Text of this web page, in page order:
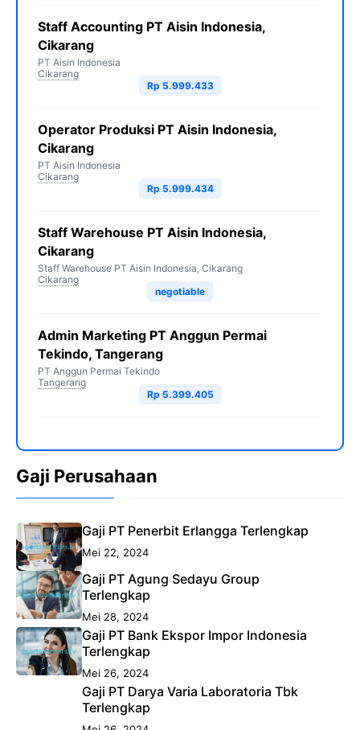
Staff Accounting PT Aisin Indonesia,
Cikarang
PT Aisin Indonesia
Cikarang
Rp 5.999.433
Operator Produksi PT Aisin Indonesia,
Cikarang
PT Aisin Indonesia
Cikarang
Rp 5.999.434
Staff Warehouse PT Aisin Indonesia,
Cikarang
Staff Warehouse PT Aisin Indonesia, Cikarang
Cikarang
negotiable
Admin Marketing PT Anggun Permai
Tekindo, Tangerang
PT Anggun Permai Tekindo
Tangerang
Rp 5.399.405
Gaji Perusahaan
Gaji PT Penerbit Erlangga Terlengkap
Mei 22, 2024
Gaji PT Agung Sedayu Group
Terlengkap
Mei 28, 2024
Gaji PT Bank Ekspor Impor Indonesia
Terlengkap
Mei 26, 2024
Gaji PT Darya Varia Laboratoria Tbk
Terlengkap